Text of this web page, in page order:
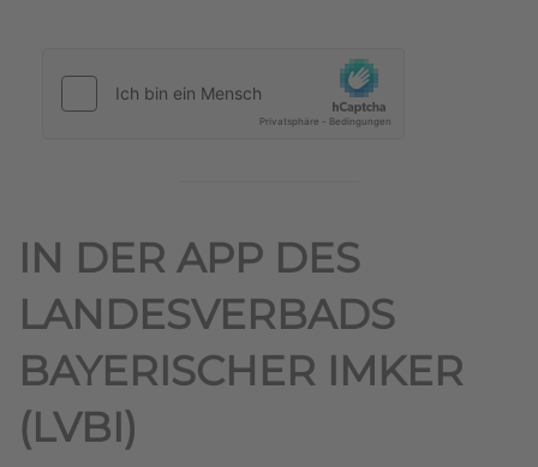
IN DER APP DES
LANDESVERBADS
BAYERISCHER IMKER
(LVBI)